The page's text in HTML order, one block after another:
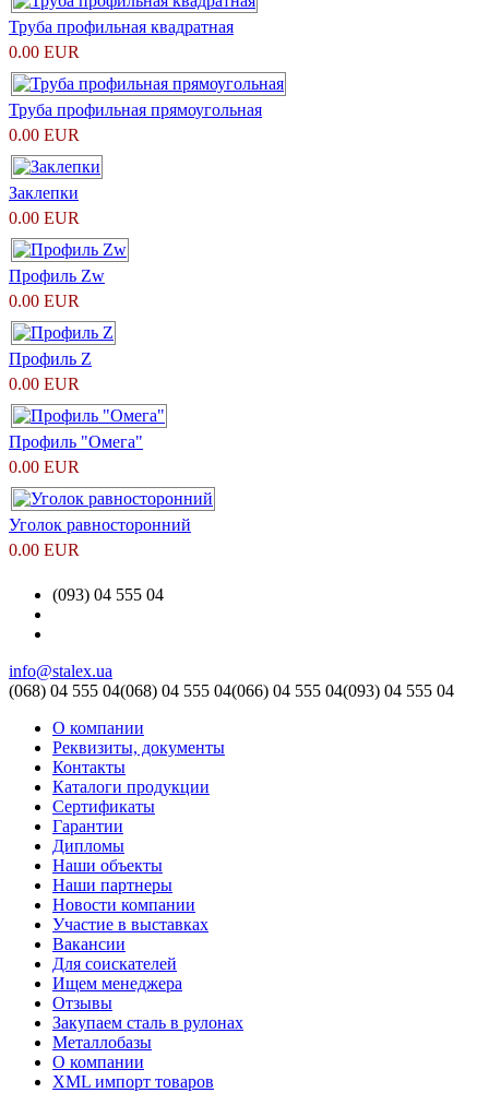
Труба профильная квадратная
0.00 EUR
Труба профильная прямоугольная
0.00 EUR
Заклепки
0.00 EUR
Профиль Zw
0.00 EUR
Профиль Z
0.00 EUR
Профиль "Омега"
0.00 EUR
Уголок равносторонний
0.00 EUR
(093) 04 555 04
info@stalex.ua
(068) 04 555 04(068) 04 555 04(066) 04 555 04(093) 04 555 04
О компании
Реквизиты, документы
Контакты
Каталоги продукции
Сертификаты
Гарантии
Дипломы
Наши объекты
Наши партнеры
Новости компании
Участие в выставках
Вакансии
Для соискателей
Ищем менеджера
Отзывы
Закупаем сталь в рулонах
Металлобазы
О компании
XML импорт товаров